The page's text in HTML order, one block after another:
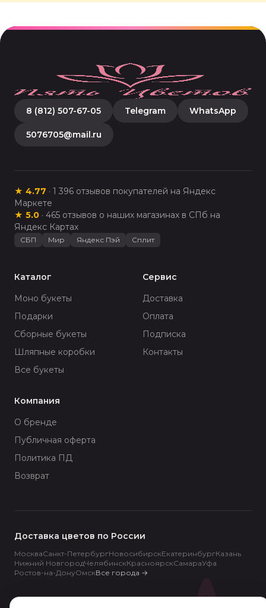
8 (812) 507-67-05 Telegram WhatsApp
5076705@mail.ru
★ 4.77 · 1 396 отзывов покупателей на Яндекс
Маркете
★ 5.0 · 465 отзывов о наших магазинах в СПб на
Яндекс Картах
СБП Мир Яндекс Пэй Сплит
Каталог
Моно букеты
Подарки
Сборные букеты
Шляпные коробки
Все букеты
Сервис
Доставка
Оплата
Подписка
Контакты
Компания
О бренде
Публичная оферта
Политика ПД
Возврат
Доставка цветов по России
МоскваСанкт-ПетербургНовосибирскЕкатеринбургКазань
Нижний НовгородЧелябинскКрасноярскСамараУфа
Ростов-на-ДонуОмскВсе города →